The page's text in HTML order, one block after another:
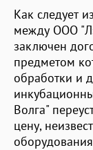
Как следует
между ООО
заключен
предметом
обработки и
Волга"
цену,
оборудования